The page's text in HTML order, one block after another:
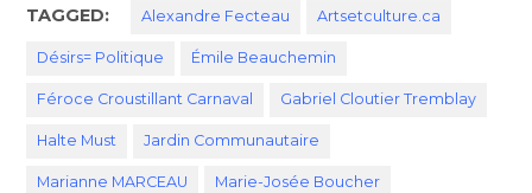
TAGGED: Alexandre Fecteau Artsetculture.ca
Désirs= Politique Émile Beauchemin
Féroce Croustillant Carnaval Gabriel Cloutier Tremblay
Halte Must Jardin Communautaire
Marianne MARCEAU Marie-Josée Boucher